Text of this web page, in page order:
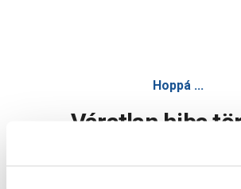
Hoppá ...
Váratlan hiba